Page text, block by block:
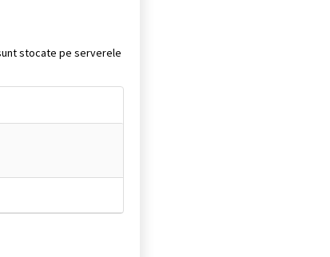
stocate pe serverele